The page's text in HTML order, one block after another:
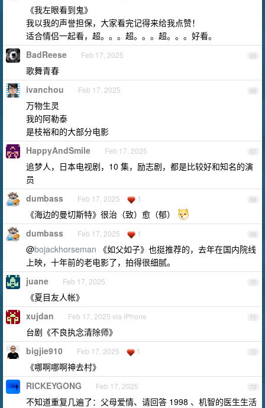
《我左眼看到鬼》
我以我的声誉担保，大家看完记得来给我点赞！
适合情侣一起看，超。。。超。。。超。。。好看。
65
BadReese Feb 17, 2025
歌舞青春
66
ivanchou Feb 17, 2025
万物生灵
我的阿勒泰
是枝裕和的大部分电影
67
HappyAndSmile Feb 17, 2025
追梦人，日本电视剧，10 集，励志剧，都是比较好和知名的演
员
68
dumbass Feb 17, 2025 1
《海边的曼切斯特》很治（致）愈（郁）
69
dumbass Feb 17, 2025 1
@bojackhorseman 《如父如子》也挺推荐的，去年在国内院线
上映，十年前的老电影了，拍得很细腻。
70
juane Feb 17, 2025
《夏目友人帐》
71
xujdan Feb 17, 2025 via iPhone
台剧《不良执念清除师》
72
bigjie910 Feb 17, 2025 1
《哪啊哪啊神去村》
73
RICKEYGONG Feb 17, 2025
不知道重复几遍了：父母爱情、请回答 1998 、机智的医生生活